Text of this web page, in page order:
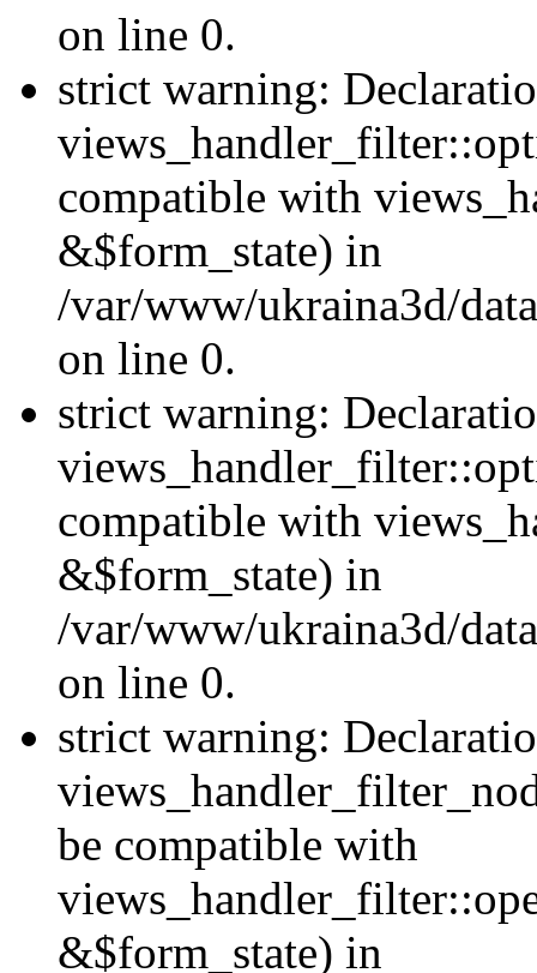
on line 0.
strict warning:
compatible with
&$form_state) in
/var/www/ukraina3d/
on line 0.
strict warning:
compatible with
&$form_state) in
/var/www/ukraina3d/
on line 0.
strict warning:
be compatible with
&$form_state) in